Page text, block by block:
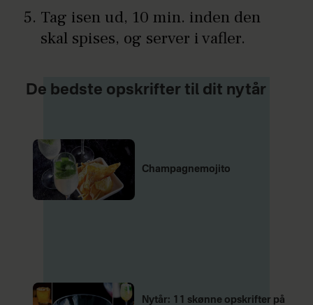
Tag isen ud, 10 min. inden den
skal spises, og server i vafler.
De bedste opskrifter til dit nytår
Champagnemojito
Nytår: 11 skønne opskrifter på